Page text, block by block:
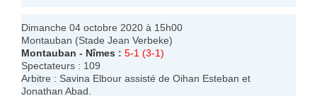
Dimanche 04 octobre 2020 à 15h00
Montauban (Stade Jean Verbeke)
Montauban - Nîmes : 5-1 (3-1)
Spectateurs : 109
Arbitre : Savina Elbour assisté de Oihan Esteban et
Jonathan Abad.